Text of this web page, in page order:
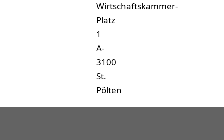
Wirtschaftskammer-
Platz
1
A-
3100
St.
Pölten